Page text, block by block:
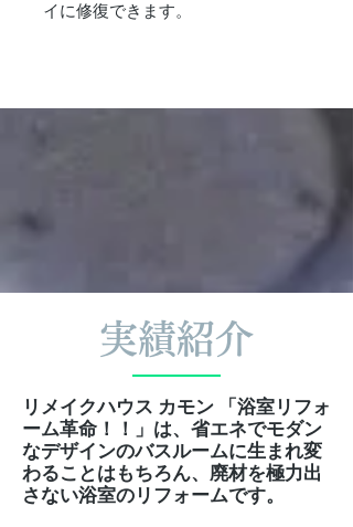
イに修復できます​。
実績紹介
リメイクハウス カモン 「浴室リフォ
ーム革命！！」は、省エネでモダン
なデザインのバスルームに生まれ変
わることはもちろん、廃材を極力出
さない浴室のリフォームです。